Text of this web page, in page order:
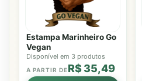
Estampa Marinheiro Go
Vegan
Disponível em 3 produtos
A PARTIR DER$ 35,49